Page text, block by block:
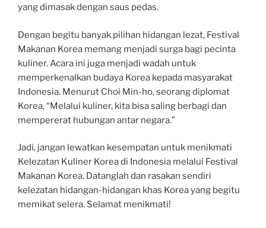
yang dimasak dengan saus pedas.
Dengan begitu banyak pilihan hidangan lezat, Festival
Makanan Korea memang menjadi surga bagi pecinta
kuliner. Acara ini juga menjadi wadah untuk
memperkenalkan budaya Korea kepada masyarakat
Indonesia. Menurut Choi Min-ho, seorang diplomat
Korea, “Melalui kuliner, kita bisa saling berbagi dan
mempererat hubungan antar negara.”
Jadi, jangan lewatkan kesempatan untuk menikmati
Kelezatan Kuliner Korea di Indonesia melalui Festival
Makanan Korea. Datanglah dan rasakan sendiri
kelezatan hidangan-hidangan khas Korea yang begitu
memikat selera. Selamat menikmati!